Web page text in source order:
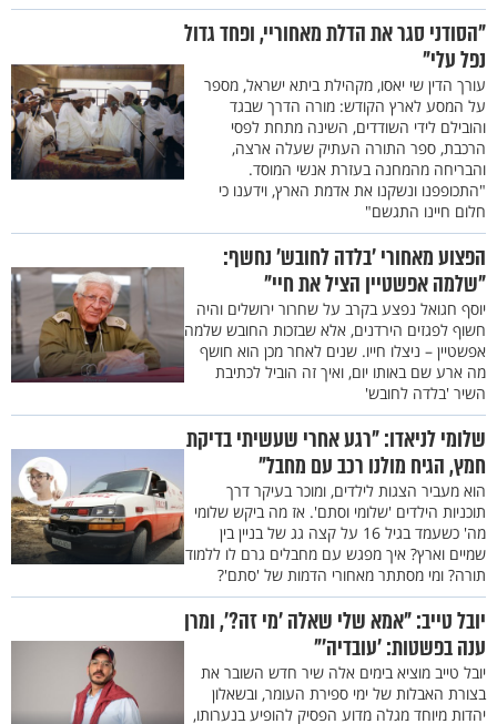
"הסודני סגר את הדלת מאחוריי, ופחד גדול
נפל עלי"
עורך הדין שי יאסו, מקהילת ביתא ישראל, מספר
על המסע לארץ הקודש: מורה הדרך שבגד
והובילם לידי השודדים, השינה מתחת לפסי
הרכבת, ספר התורה העתיק שעלה ארצה,
והבריחה מהמחנה בעזרת אנשי המוסד.
"התכופפנו ונשקנו את אדמת הארץ, וידענו כי
חלום חיינו התגשם"
הפצוע מאחורי 'בלדה לחובש' נחשף:
"שלמה אפשטיין הציל את חיי"
יוסף חגואל נפצע בקרב על שחרור ירושלים והיה
חשוף לפגזים הירדנים, אלא שבזכות החובש שלמה
אפשטיין – ניצלו חייו. שנים לאחר מכן הוא חושף
מה ארע שם באותו יום, ואיך זה הוביל לכתיבת
השיר 'בלדה לחובש'
שלומי לניאדו: "רגע אחרי שעשיתי בדיקת
חמץ, הגיח מולנו רכב עם מחבל"
הוא מעביר הצגות לילדים, ומוכר בעיקר דרך
תוכניות הילדים 'שלומי וסתם'. אז מה ביקש שלומי
מה' כשעמד בגיל 16 על קצה גג של בניין בין
שמיים וארץ? איך מפגש עם מחבלים גרם לו ללמוד
תורה? ומי מסתתר מאחורי הדמות של 'סתם'?
יובל טייב: "אמא שלי שאלה ’מי זה?’, ומרן
ענה בפשטות: ’עובדיה’"
יובל טייב מוציא בימים אלה שיר חדש השובר את
בצורת האבלות של ימי ספירת העומר, ובשאלון
יהדות מיוחד מגלה מדוע הפסיק להופיע בנערותו,